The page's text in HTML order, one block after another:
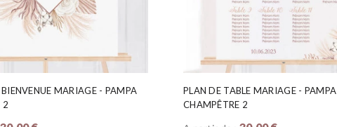
MARIAGE - PAMPA
2
PLAN DE TABLE MARIAGE - PAMPA
CHAMPÊTRE 2